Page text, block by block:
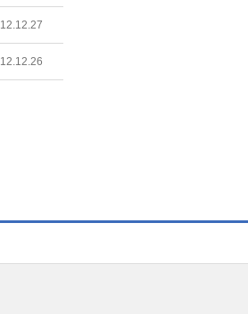
12.12.27
12.12.26